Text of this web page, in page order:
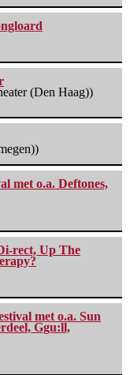
(Den Haag))
met o.a. Deftones,
rect, Up The
met o.a. Sun
Ggu:ll,